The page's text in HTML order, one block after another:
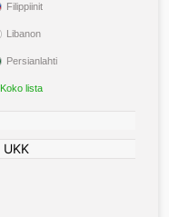
Filippiinit
Libanon
Persianlahti
Koko lista
UKK